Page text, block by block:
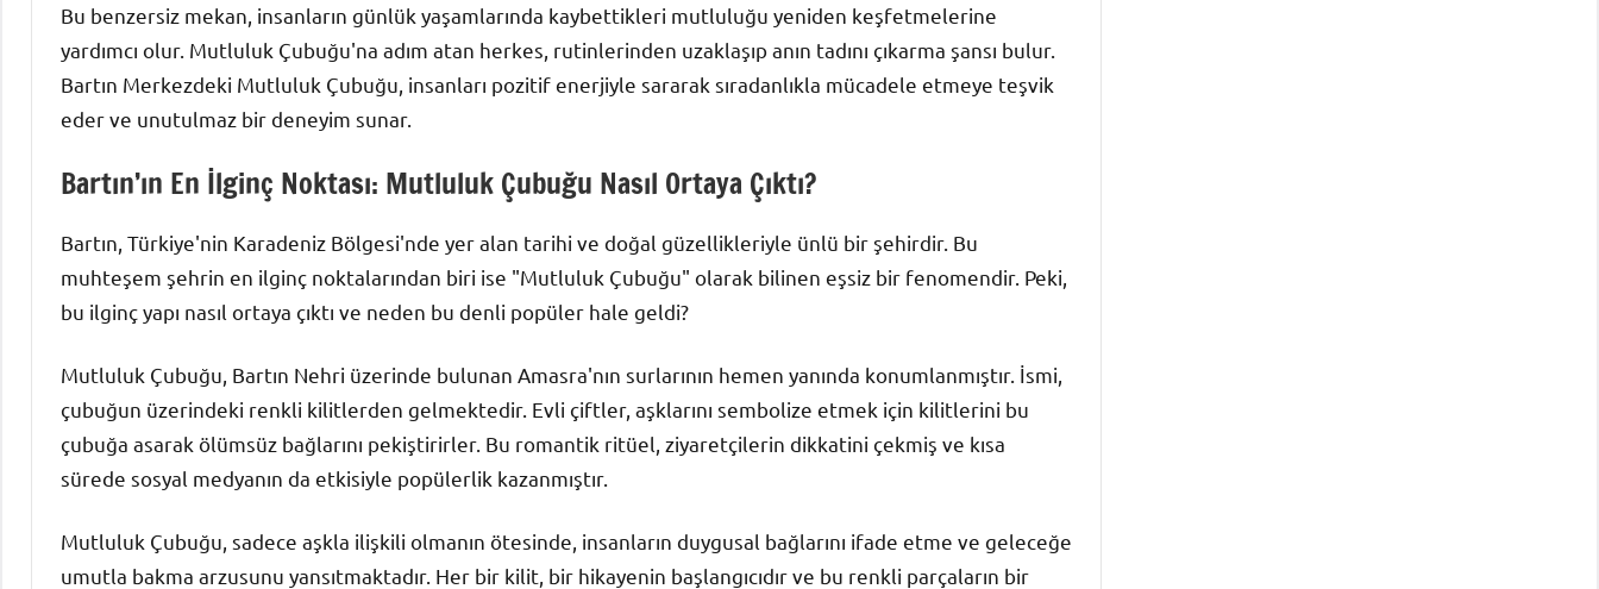
Bu benzersiz mekan, insanların günlük yaşamlarında kaybettikleri mutluluğu yeniden keşfetmelerine
yardımcı olur. Mutluluk Çubuğu'na adım atan herkes, rutinlerinden uzaklaşıp anın tadını çıkarma şansı bulur.
Bartın Merkezdeki Mutluluk Çubuğu, insanları pozitif enerjiyle sararak sıradanlıkla mücadele etmeye teşvik
eder ve unutulmaz bir deneyim sunar.
Bartın’ın En İlginç Noktası: Mutluluk Çubuğu Nasıl Ortaya Çıktı?
Bartın, Türkiye'nin Karadeniz Bölgesi'nde yer alan tarihi ve doğal güzellikleriyle ünlü bir şehirdir. Bu
muhteşem şehrin en ilginç noktalarından biri ise "Mutluluk Çubuğu" olarak bilinen eşsiz bir fenomendir. Peki,
bu ilginç yapı nasıl ortaya çıktı ve neden bu denli popüler hale geldi?
Mutluluk Çubuğu, Bartın Nehri üzerinde bulunan Amasra'nın surlarının hemen yanında konumlanmıştır. İsmi,
çubuğun üzerindeki renkli kilitlerden gelmektedir. Evli çiftler, aşklarını sembolize etmek için kilitlerini bu
çubuğa asarak ölümsüz bağlarını pekiştirirler. Bu romantik ritüel, ziyaretçilerin dikkatini çekmiş ve kısa
sürede sosyal medyanın da etkisiyle popülerlik kazanmıştır.
Mutluluk Çubuğu, sadece aşkla ilişkili olmanın ötesinde, insanların duygusal bağlarını ifade etme ve geleceğe
umutla bakma arzusunu yansıtmaktadır. Her bir kilit, bir hikayenin başlangıcıdır ve bu renkli parçaların bir